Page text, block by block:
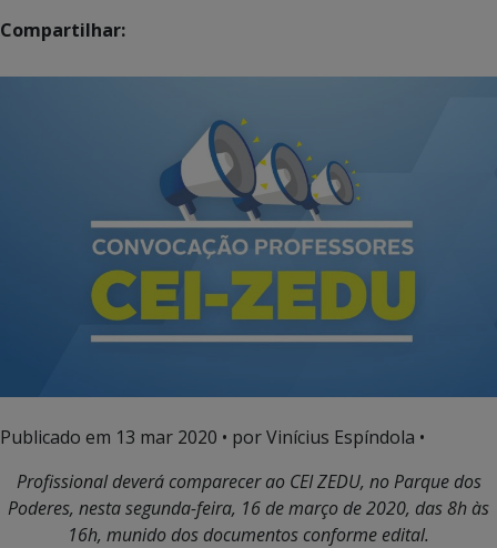
Compartilhar:
Publicado em 13 mar 2020 • por Vinícius Espíndola •
Profissional deverá comparecer ao CEI ZEDU, no Parque dos
Poderes, nesta segunda-feira, 16 de março de 2020, das 8h às
16h, munido dos documentos conforme edital.